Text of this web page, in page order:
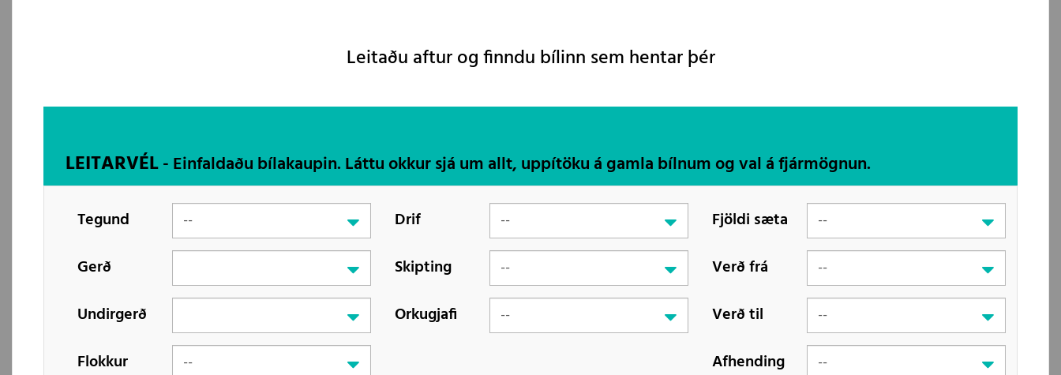
Leitaðu aftur og finndu bílinn sem hentar þér
LEITARVÉL- Einfaldaðu bílakaupin. Láttu okkur sjá um allt, uppítöku á gamla bílnum og val á fjármögnun.
Tegund
Gerð
Undirgerð
Flokkur
Drif
Skipting
Orkugjafi
Fjöldi sæta
Verð frá
Verð til
Afhending